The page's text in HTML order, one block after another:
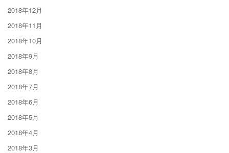
2018年12月
2018年11月
2018年10月
2018年9月
2018年8月
2018年7月
2018年6月
2018年5月
2018年4月
2018年3月